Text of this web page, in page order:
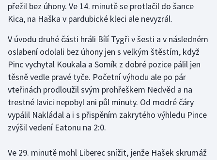
Krasobruslení
Lezení
Lyže a snowboard
Moderní pětiboj
Motorsport
Olympijské hry
Parasport
přežil bez úhony. Ve 14. minutě se protlačil do šance
Kica, na Haška v pardubické kleci ale nevyzrál.
V úvodu druhé části hráli Bílí Tygři v šesti a v následném
oslabení odolali bez úhony jen s velkým štěstím, když
Pinc vychytal Koukala a Somík z dobré pozice pálil jen
těsně vedle pravé tyče. Početní výhodu ale po pár
vteřinách prodloužil svým prohřeškem Nedvěd a na
trestné lavici nepobyl ani půl minuty. Od modré čáry
vypálil Nakládal a i s přispěním zakrytého výhledu Pince
zvýšil vedení Eatonu na 2:0.
Ve 29. minutě mohl Liberec snížit, jenže Hašek skrumáž